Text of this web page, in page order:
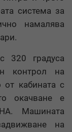
система за
намалява
320 градуса
контрол на
от кабината с
окачване е
Машината
на